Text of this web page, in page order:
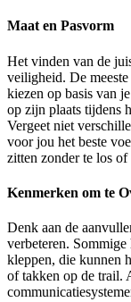
Maat en Pasvorm
Het vinden van de
veiligheid. De
kiezen op basis van
op zijn plaats tijdens
Vergeet niet
voor jou het beste
zitten zonder te los of
Kenmerken om te
Denk aan de
verbeteren.
kleppen, die kunnen
of takken op de trail.